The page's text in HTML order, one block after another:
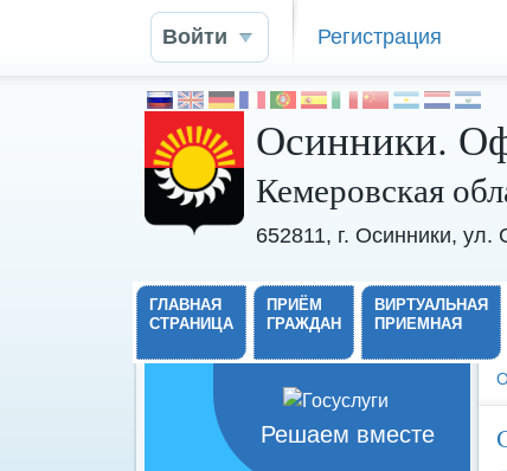
Войти Регистрация
Осинники.
Кемеровская
652811, г. Осинники,
ГЛАВНАЯ
СТРАНИЦА
ПРИЁМ
ГРАЖДАН
ВИРТУАЛЬНАЯ
ПРИЕМНАЯ
Решаем вместе